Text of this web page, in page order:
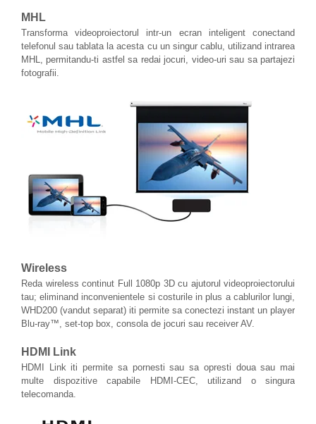
MHL
Transforma videoproiectorul intr-un ecran inteligent conectand
telefonul sau tablata la acesta cu un singur cablu, utilizand intrarea
MHL, permitandu-ti astfel sa redai jocuri, video-uri sau sa partajezi
fotografii.
Wireless
Reda wireless continut Full 1080p 3D cu ajutorul videoproiectorului
tau; eliminand inconvenientele si costurile in plus a cablurilor lungi,
WHD200 (vandut separat) iti permite sa conectezi instant un player
Blu-ray™, set-top box, consola de jocuri sau receiver AV.
HDMI Link
HDMI Link iti permite sa pornesti sau sa opresti doua sau mai
multe dispozitive capabile HDMI-CEC, utilizand o singura
telecomanda.